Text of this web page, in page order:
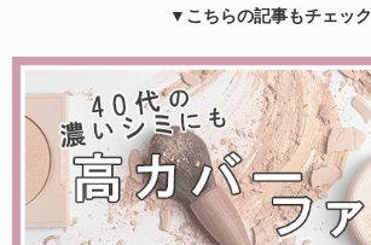
▼こちらの記事もチェック